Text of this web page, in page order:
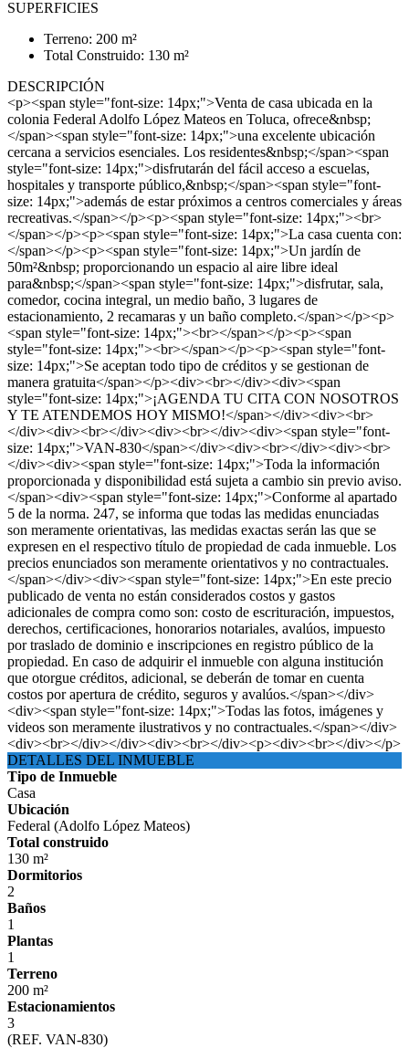
SUPERFICIES
Terreno: 200 m²
Total Construido: 130 m²
DESCRIPCIÓN
<p><span style="font-size: 14px;">Venta de casa ubicada en la
colonia Federal Adolfo López Mateos en Toluca, ofrece&nbsp;
</span><span style="font-size: 14px;">una excelente ubicación
cercana a servicios esenciales. Los residentes&nbsp;</span><span
style="font-size: 14px;">disfrutarán del fácil acceso a escuelas,
hospitales y transporte público,&nbsp;</span><span style="font-
size: 14px;">además de estar próximos a centros comerciales y áreas
recreativas.</span></p><p><span style="font-size: 14px;"><br>
</span></p><p><span style="font-size: 14px;">La casa cuenta con:
</span></p><p><span style="font-size: 14px;">Un jardín de
50m²&nbsp; proporcionando un espacio al aire libre ideal
para&nbsp;</span><span style="font-size: 14px;">disfrutar, sala,
comedor, cocina integral, un medio baño, 3 lugares de
estacionamiento, 2 recamaras y un baño completo.</span></p><p>
<span style="font-size: 14px;"><br></span></p><p><span
style="font-size: 14px;"><br></span></p><p><span style="font-
size: 14px;">Se aceptan todo tipo de créditos y se gestionan de
manera gratuita</span></p><div><br></div><div><span
style="font-size: 14px;">¡AGENDA TU CITA CON NOSOTROS
Y TE ATENDEMOS HOY MISMO!</span></div><div><br>
</div><div><br></div><div><br></div><div><span style="font-
size: 14px;">VAN-830</span></div><div><br></div><div><br>
</div><div><span style="font-size: 14px;">Toda la información
proporcionada y disponibilidad está sujeta a cambio sin previo aviso.
</span><div><span style="font-size: 14px;">Conforme al apartado
5 de la norma. 247, se informa que todas las medidas enunciadas
son meramente orientativas, las medidas exactas serán las que se
expresen en el respectivo título de propiedad de cada inmueble. Los
precios enunciados son meramente orientativos y no contractuales.
</span></div><div><span style="font-size: 14px;">En este precio
publicado de venta no están considerados costos y gastos
adicionales de compra como son: costo de escrituración, impuestos,
derechos, certificaciones, honorarios notariales, avalúos, impuesto
por traslado de dominio e inscripciones en registro público de la
propiedad. En caso de adquirir el inmueble con alguna institución
que otorgue créditos, adicional, se deberán de tomar en cuenta
costos por apertura de crédito, seguros y avalúos.</span></div>
<div><span style="font-size: 14px;">Todas las fotos, imágenes y
videos son meramente ilustrativos y no contractuales.</span></div>
<div><br></div></div><div><br></div><p><div><br></div></p>
DETALLES DEL INMUEBLE
Tipo de Inmueble
Casa
Ubicación
Federal (Adolfo López Mateos)
Total construido
130 m²
Dormitorios
2
Baños
1
Plantas
1
Terreno
200 m²
Estacionamientos
3
(REF. VAN-830)